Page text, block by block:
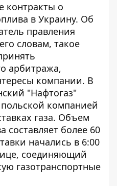
контракты о
в Украину. Об
правления
словам, такое
арбитража,
компании. В
"Нафтогаз"
компанией
газа. Объем
составляет более 60
начались в 6:00
соединяющий
газотранспортные